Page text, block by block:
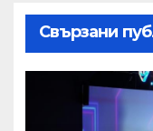
Свързани